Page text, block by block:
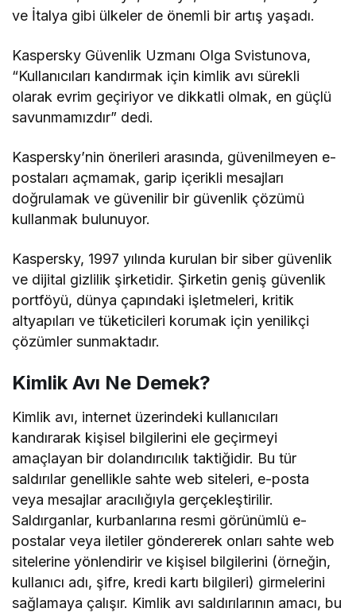
ve İtalya gibi ülkeler de önemli bir artış yaşadı.
Kaspersky Güvenlik Uzmanı Olga Svistunova,
“Kullanıcıları kandırmak için kimlik avı sürekli
olarak evrim geçiriyor ve dikkatli olmak, en güçlü
savunmamızdır” dedi.
Kaspersky’nin önerileri arasında, güvenilmeyen e-
postaları açmamak, garip içerikli mesajları
doğrulamak ve güvenilir bir güvenlik çözümü
kullanmak bulunuyor.
Kaspersky, 1997 yılında kurulan bir siber güvenlik
ve dijital gizlilik şirketidir. Şirketin geniş güvenlik
portföyü, dünya çapındaki işletmeleri, kritik
altyapıları ve tüketicileri korumak için yenilikçi
çözümler sunmaktadır.
Kimlik Avı Ne Demek?
Kimlik avı, internet üzerindeki kullanıcıları
kandırarak kişisel bilgilerini ele geçirmeyi
amaçlayan bir dolandırıcılık taktiğidir. Bu tür
saldırılar genellikle sahte web siteleri, e-posta
veya mesajlar aracılığıyla gerçekleştirilir.
Saldırganlar, kurbanlarına resmi görünümlü e-
postalar veya iletiler göndererek onları sahte web
sitelerine yönlendirir ve kişisel bilgilerini (örneğin,
kullanıcı adı, şifre, kredi kartı bilgileri) girmelerini
sağlamaya çalışır. Kimlik avı saldırılarının amacı, bu